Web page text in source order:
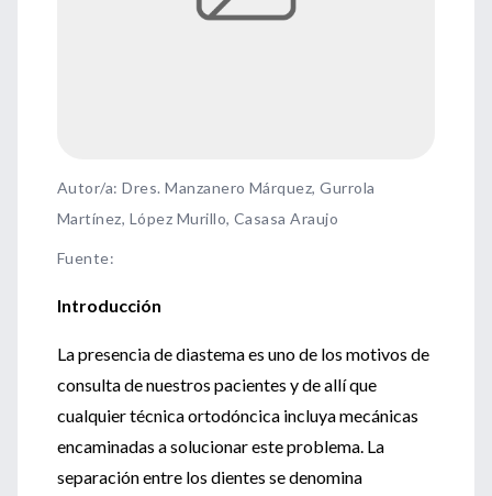
Autor/a: Dres. Manzanero Márquez, Gurrola
Martínez, López Murillo, Casasa Araujo
Fuente:
Introducción
La presencia de diastema es uno de los motivos de
consulta de nuestros pacientes y de allí que
cualquier técnica ortodóncica incluya mecánicas
encaminadas a solucionar este problema. La
separación entre los dientes se denomina